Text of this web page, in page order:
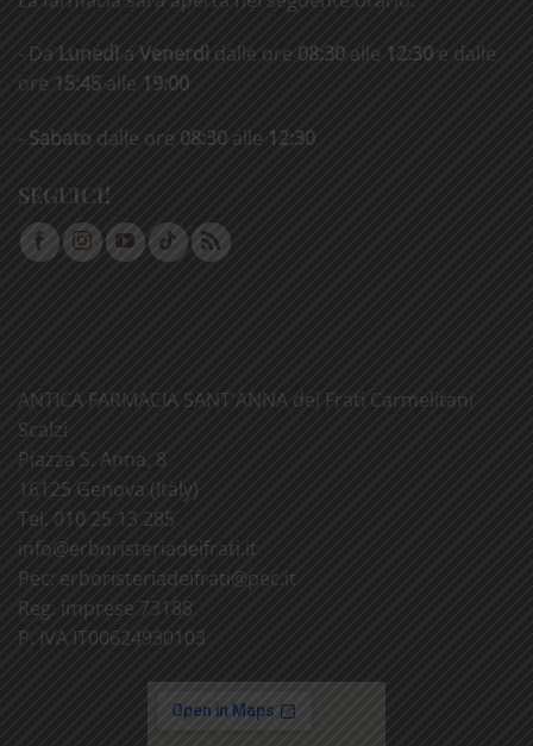
- Da Lunedì a Venerdì dalle ore 08:30 alle 12:30 e dalle
ore 15:45 alle 19:00
- Sabato dalle ore 08:30 alle 12:30
SEGUICI!
ANTICA FARMACIA SANT'ANNA dei Frati Carmelitani
Scalzi
Piazza S. Anna, 8
16125 Genova (Italy)
Tel. 010 25 13 285
info@erboristeriadeifrati.it
Pec: erboristeriadeifrati@pec.it
Reg. imprese 73188
P. IVA IT00624930103